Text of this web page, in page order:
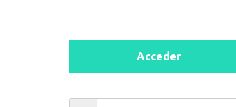
Acceder